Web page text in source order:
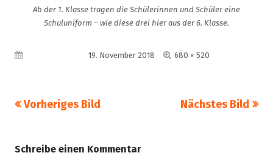
Ab der 1. Klasse tragen die Schülerinnen und Schüler eine
Schuluniform – wie diese drei hier aus der 6. Klasse.
Veröffentlicht am19. November 2018 Volle
680 × 520
Vorheriges Bild Nächstes Bild
Schreibe einen Kommentar